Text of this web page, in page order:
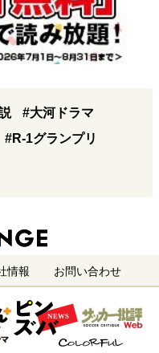
#大河ドラマ
#R-1グランプリ
情報 お問い合わせ